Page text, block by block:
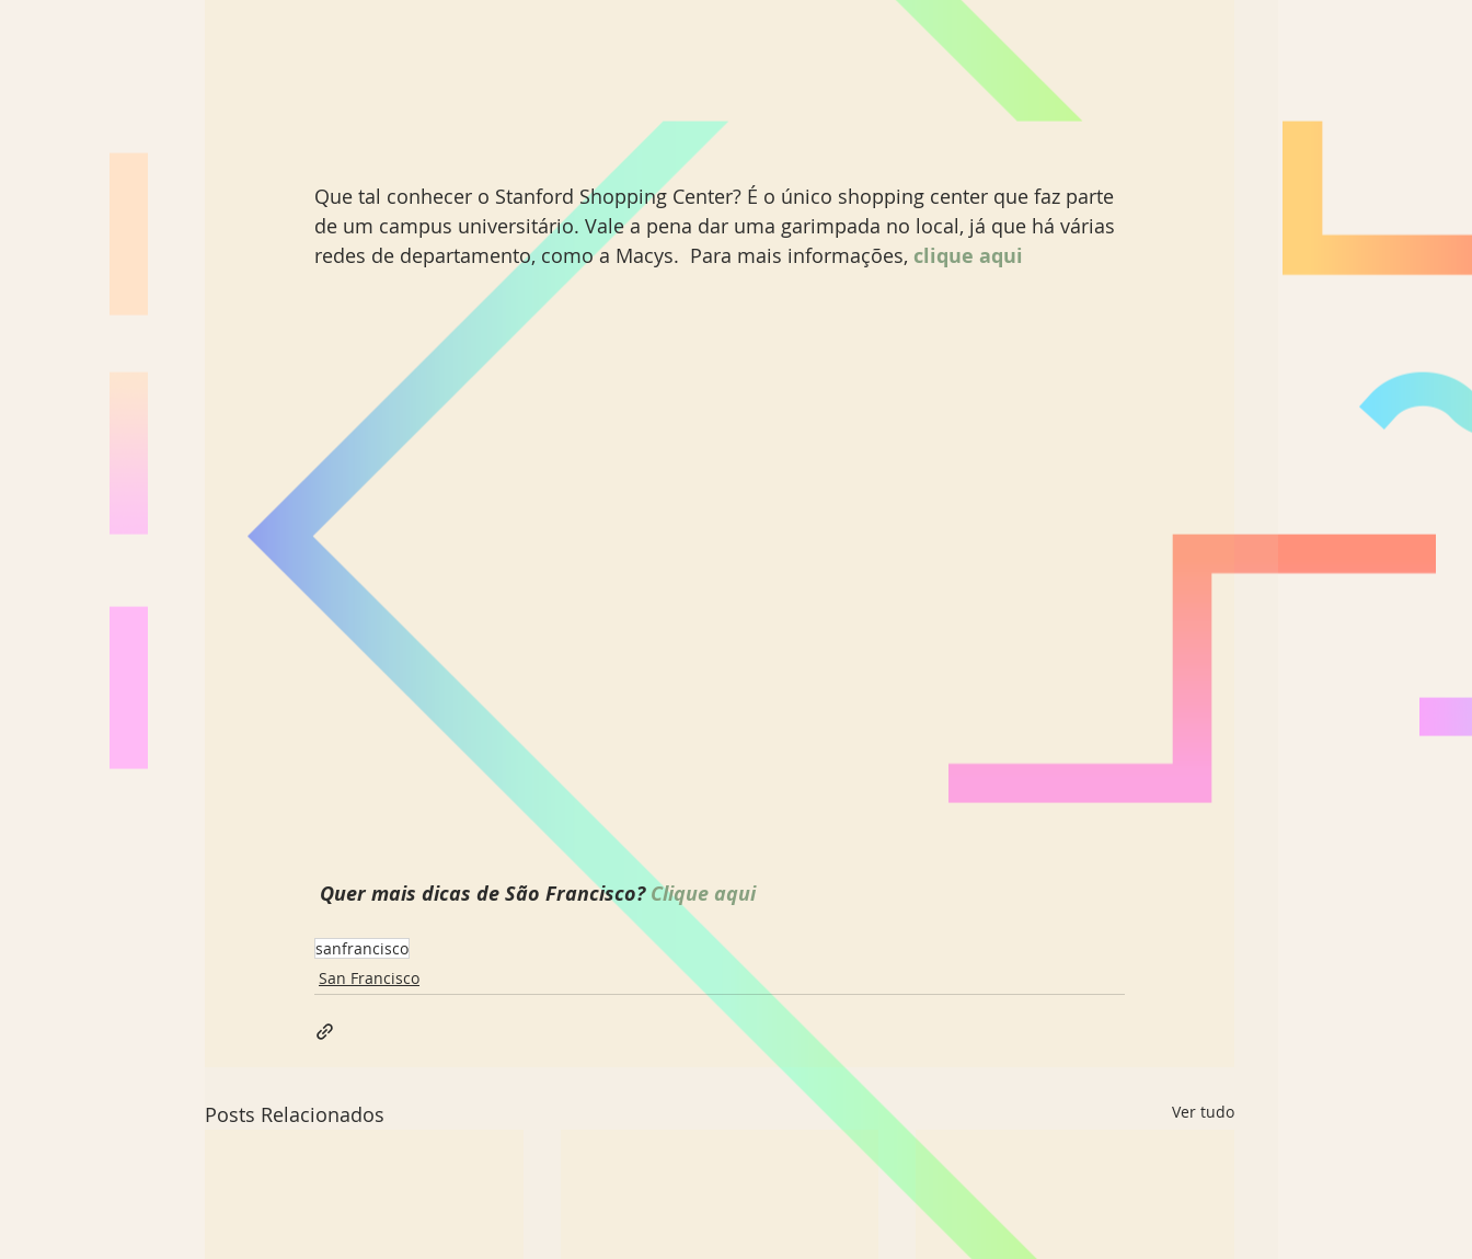
Que tal conhecer o Stanford Shopping Center? É o único shopping center que faz parte
de um campus universitário. Vale a pena dar uma garimpada no local, já que há várias
redes de departamento, como a Macys.  Para mais informações, clique aqui
Quer mais dicas de São Francisco? Clique aqui
sanfrancisco
San Francisco
Posts Relacionados Ver tudo